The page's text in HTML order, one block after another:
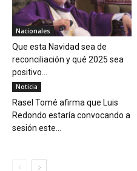
Nacionales
Que esta Navidad sea de
reconciliación y qué 2025 sea
positivo...
Noticia
Rasel Tomé afirma que Luis
Redondo estaría convocando a
sesión este...